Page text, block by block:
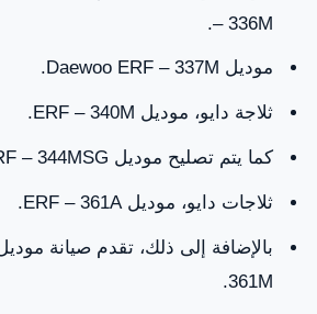
– 336M.
موديل Daewoo ERF – 337M.
ثلاجة دايو، موديل ERF – 340M.
كما يتم تصليح موديل Daewoo ERF – 344MSG.
ثلاجات دايو، موديل ERF – 361A.
361M.